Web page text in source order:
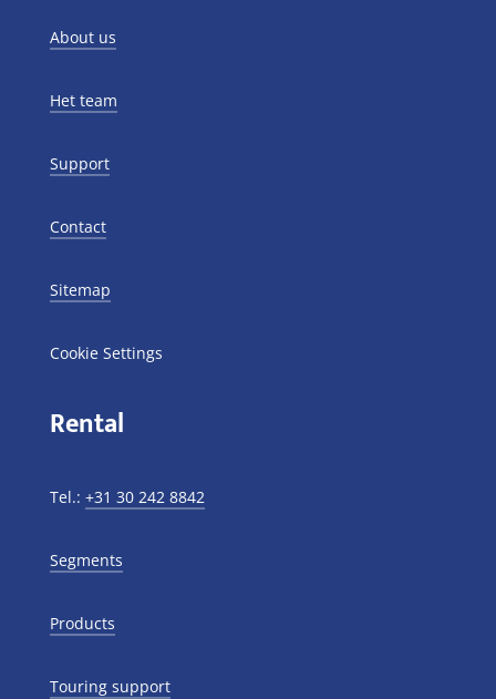
About us
Het team
Support
Contact
Sitemap
Cookie Settings
Rental
Tel.: +31 30 242 8842
Segments
Products
Touring support